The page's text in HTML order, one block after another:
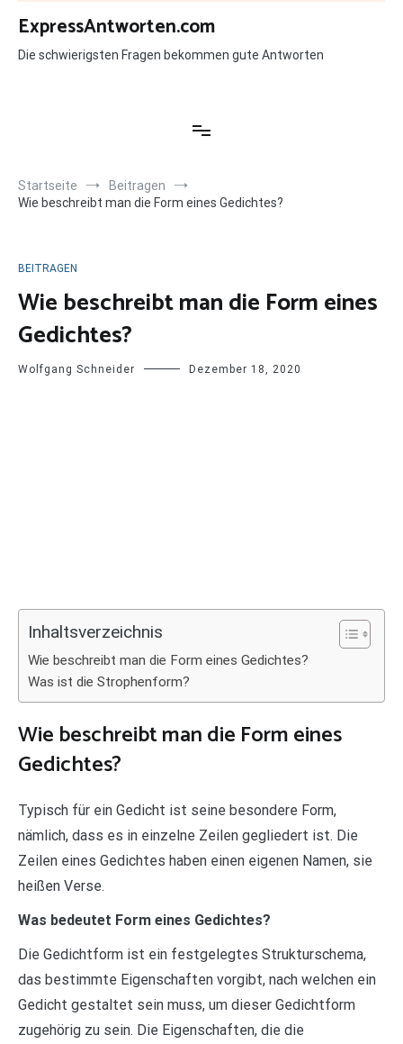
Zum
Inhalt
springen
ExpressAntworten.com
Die schwierigsten Fragen bekommen gute Antworten
Startseite
Beitragen
Wie beschreibt man die Form eines Gedichtes?
BEITRAGEN
Wie beschreibt man die Form eines
Gedichtes?
Wolfgang Schneider Dezember 18, 2020
Inhaltsverzeichnis
Wie beschreibt man die Form eines Gedichtes?
Was ist die Strophenform?
Wie beschreibt man die Form eines
Gedichtes?
Typisch für ein Gedicht ist seine besondere Form,
nämlich, dass es in einzelne Zeilen gegliedert ist. Die
Zeilen eines Gedichtes haben einen eigenen Namen, sie
heißen Verse.
Was bedeutet Form eines Gedichtes?
Die Gedichtform ist ein festgelegtes Strukturschema,
das bestimmte Eigenschaften vorgibt, nach welchen ein
Gedicht gestaltet sein muss, um dieser Gedichtform
zugehörig zu sein. Die Eigenschaften, die die